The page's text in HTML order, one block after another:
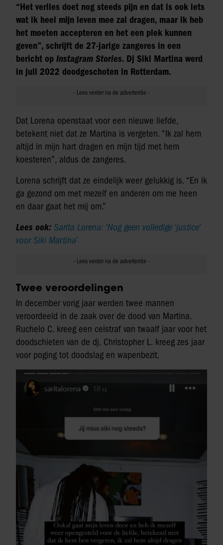
“Het verlies doet nog steeds pijn en dat is ook iets
wat ik heel mijn leven mee zal dragen, maar ik heb
het moeten accepteren en het een plek kunnen
geven”, schrijft de 27-jarige zangeres in een
bericht op Instagram Stories. Dj Siki Martina werd
in juli 2022 doodgeschoten in Rotterdam.
Dat Lorena openstaat voor een nieuwe liefde,
betekent niet dat ze Martina is vergeten. “Ik zal hem
altijd in mijn hart dragen en mijn tijd met hem
koesteren”, aldus de zangeres.
Lorena schrijft dat ze eindelijk weer gelukkig is. “En ik
ga gezond om met mezelf en anderen om me heen
en daar gaat het mij om.”
Lees ook: Sarita Lorena: ‘Nog geen volledige ‘justice’
voor Siki Martina’
Twee veroordelingen
In december vorig jaar werden twee mannen
veroordeeld in de zaak over de dood van Martina.
Ruchelo C. kreeg een celstraf van twaalf jaar voor het
doodschieten van de dj. Christopher L. kreeg zes jaar
voor poging tot doodslag en wapenbezit.